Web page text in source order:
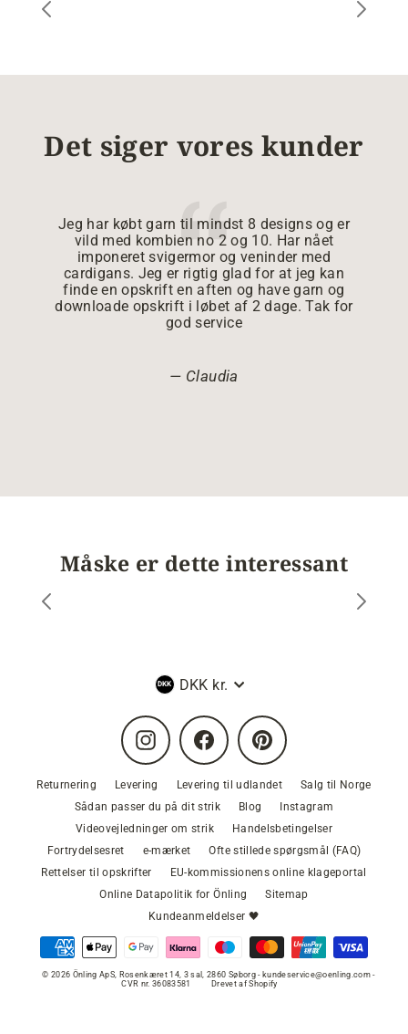
Det siger vores kunder
Jeg har købt garn til mindst 8 designs og er
vild med kombien no 2 og 10. Har nået
imponeret svigermor og veninder med
cardigans. Jeg er rigtig glad for at jeg kan
finde en opskrift en aften og have garn og
downloade opskrift i løbet af 2 dage. Tak for
god service
Claudia
Måske er dette interessant
Valuta
DKK kr.
Instagram Facebook Pinterest
Returnering Levering Levering til udlandet
Salg til Norge
Sådan passer du på dit strik
Blog
Instagram
Videovejledninger om strik
Handelsbetingelser
Fortrydelsesret
e-mærket
Ofte stillede spørgsmål (FAQ)
Rettelser til opskrifter
EU-kommissionens online klageportal
Online Datapolitik for Önling
Sitemap
Kundeanmeldelser 🖤
© 2026 Önling ApS, Rosenkæret 14, 3 sal, 2860 Søborg - kundeservice@oenling.com -
CVR nr. 36083581
Drevet af Shopify